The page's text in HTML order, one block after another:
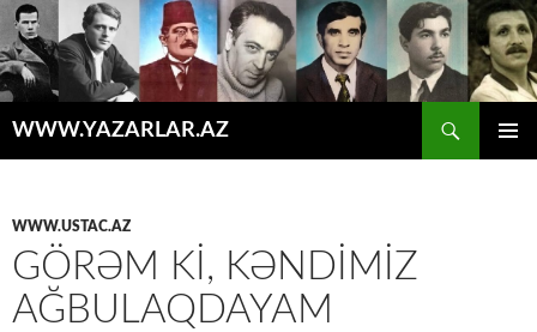
WWW.YAZARLAR.AZ
WWW.USTAC.AZ
GÖRƏM KI, KƏNDIMIZ
AĞBULAQDAYAM